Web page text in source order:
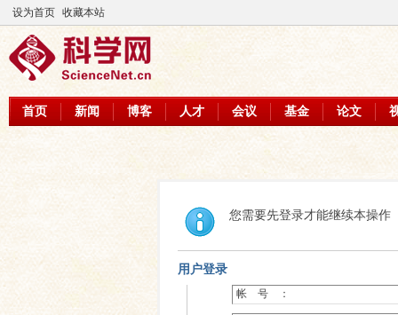
设为首页 收藏本站
首页 新闻 博客 人才 会议 基金 论文
您需要先登录才能继续本操作
用户登录
帐 号 ：